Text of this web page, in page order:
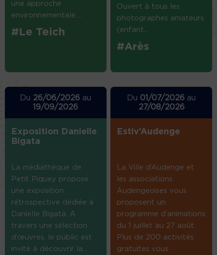
une approche
environnementale....
#Le Teich
Ouvert à tous les
photographes amateurs
(enfant...
#Arès
Du 26/06/2026 au
19/09/2026
Exposition Danielle
Bigata
La médiathèque de
Petit Piquey propose
une exposition
rétrospective dédiée à
Danielle Bigata. A
travers une sélection
d’œuvres, le public est
invité à découvrir la...
Du 01/07/2026 au
27/08/2026
Estiv’Audenge
La Ville d’Audenge et
les associations
Audengeoises vous
proposent un
programme d’animations
du 1 juillet au 27 août.
Plus de 200 activités
gratuites vous